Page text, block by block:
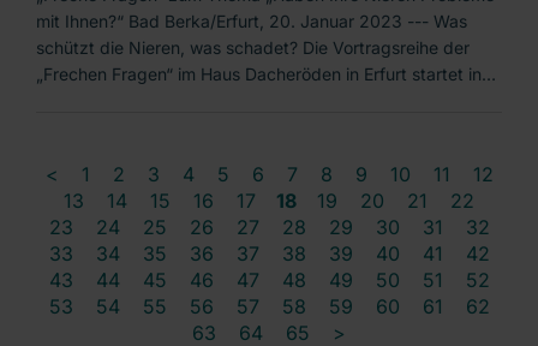
mit Ihnen?“ Bad Berka/Erfurt, 20. Januar 2023 --- Was
schützt die Nieren, was schadet? Die Vortragsreihe der
„Frechen Fragen“ im Haus Dacheröden in Erfurt startet in…
< 1 2 3 4 5 6 7 8 9 10 11
12
13
14 15 16 17 18 19 20 21
22
23
24 25 26 27 28 29 30 31
32
33
34 35 36 37 38 39 40 41
42
43
44 45 46 47 48 49 50 51
52
53
54 55 56 57 58 59 60 61
62
63
64 65 >